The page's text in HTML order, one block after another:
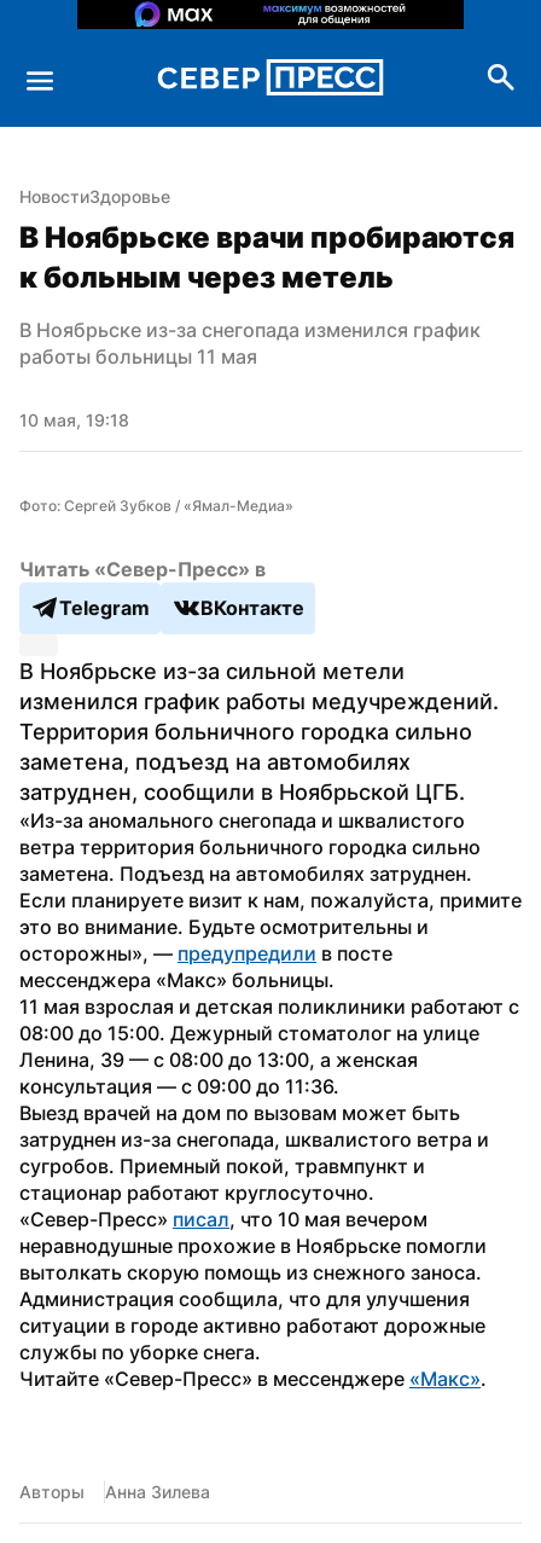
НовостиЗдоровье
В Ноябрьске врачи пробираются
к больным через метель
В Ноябрьске из-за снегопада изменился график
работы больницы 11 мая
10 мая, 19:18
Фото: Сергей Зубков / «Ямал-Медиа»
Читать «Север-Пресс» в
Telegram
ВКонтакте
В Ноябрьске из-за сильной метели
изменился график работы медучреждений.
Территория больничного городка сильно
заметена, подъезд на автомобилях
затруднен, сообщили в Ноябрьской ЦГБ.
«Из-за аномального снегопада и шквалистого
ветра территория больничного городка сильно
заметена. Подъезд на автомобилях затруднен.
Если планируете визит к нам, пожалуйста, примите
это во внимание. Будьте осмотрительны и
осторожны», — предупредили в посте
мессенджера «Макс» больницы.
11 мая взрослая и детская поликлиники работают с
08:00 до 15:00. Дежурный стоматолог на улице
Ленина, 39 — с 08:00 до 13:00, а женская
консультация — с 09:00 до 11:36.
Выезд врачей на дом по вызовам может быть
затруднен из-за снегопада, шквалистого ветра и
сугробов. Приемный покой, травмпункт и
стационар работают круглосуточно.
«Север-Пресс» писал, что 10 мая вечером
неравнодушные прохожие в Ноябрьске помогли
вытолкать скорую помощь из снежного заноса.
Администрация сообщила, что для улучшения
ситуации в городе активно работают дорожные
службы по уборке снега.
Читайте «Север-Пресс» в мессенджере «Макс».
Авторы Анна Зилева